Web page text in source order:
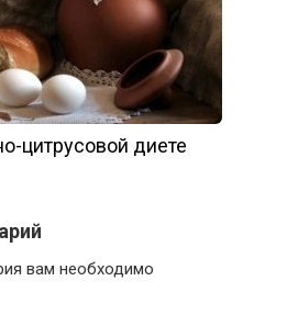
цитрусовой диете
вам необходимо